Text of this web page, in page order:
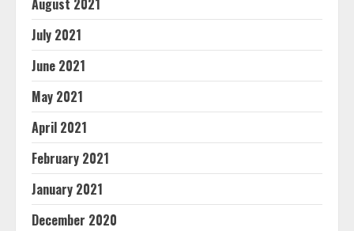
August 2021
July 2021
June 2021
May 2021
April 2021
February 2021
January 2021
December 2020